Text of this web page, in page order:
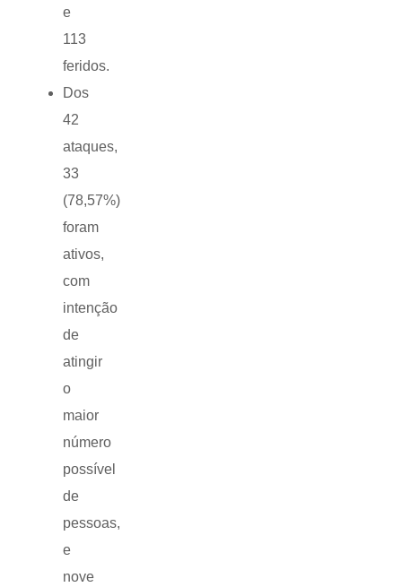
e
113
feridos.
Dos
42
ataques,
33
(78,57%)
foram
ativos,
com
intenção
de
atingir
o
maior
número
possível
de
pessoas,
e
nove